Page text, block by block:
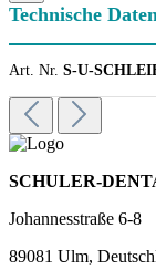
Technische Daten
Art. Nr. S-U-
SCHULER-
Johannesstraße 6-8
89081 Ulm,